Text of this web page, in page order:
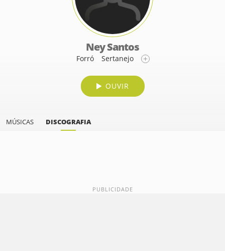
Ney Santos
Forró Sertanejo
OUVIR
MÚSICAS DISCOGRAFIA